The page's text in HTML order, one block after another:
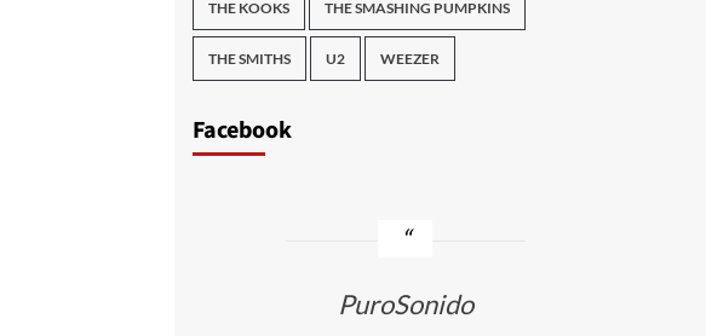
THE KOOKS THE SMASHING PUMPKINS
THE SMITHS U2 WEEZER
Facebook
PuroSonido